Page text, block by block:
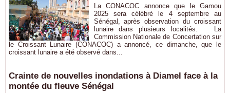
La CONACOC annonce que le Gamou
2025 sera célébré le 4 septembre au
Sénégal, après observation du croissant
lunaire dans plusieurs localités. La
Commission Nationale de Concertation sur
le Croissant Lunaire (CONACOC) a annoncé, ce dimanche, que le
croissant lunaire a été observé dans...
Crainte de nouvelles inondations à Diamel face à la
montée du fleuve Sénégal